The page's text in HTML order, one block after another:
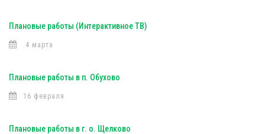
Плановые работы (Интерактивное ТВ)
4 марта
Плановые работы в п. Обухово
16 февраля
Плановые работы в г. о. Щелково